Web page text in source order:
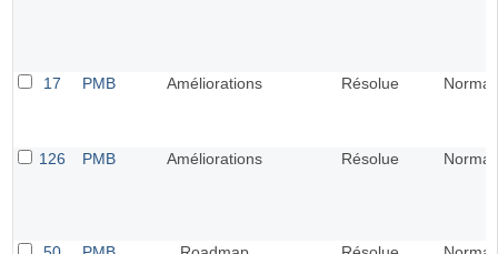
17 PMB Améliorations Résolue Normal
126 PMB Améliorations Résolue Normal